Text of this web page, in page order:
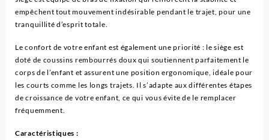
empêchent tout mouvement indésirable pendant le trajet, pour une
tranquillité d’esprit totale.
Le confort de votre enfant est également une priorité : le siège est
doté de coussins rembourrés doux qui soutiennent parfaitement le
corps de l’enfant et assurent une position ergonomique, idéale pour
les courts comme les longs trajets. Il s’adapte aux différentes étapes
de croissance de votre enfant, ce qui vous évite de le remplacer
fréquemment.
Caractéristiques :